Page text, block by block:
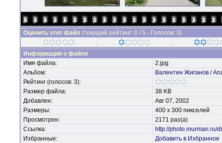
Оценить этот файл (текущий рейтинг: 0 / 5 - Голосов: 3)
Информация о файле
Имя файла:
2.jpg
Альбом:
Валентин Жиганов /
Рейтинг (голосов: 3):
Размер файла:
38 KB
Добавлен:
Авг 07, 2002
Размеры:
400 x 300 пикселей
Просмотрен:
2171 раз(а)
Ссылка:
http://photo.murman.ru/
Избранные:
Добавить в Избранное